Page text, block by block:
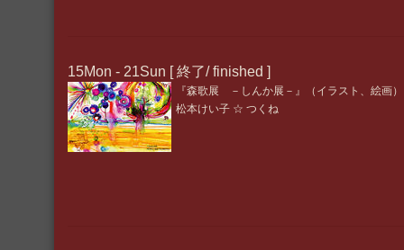
15Mon - 21Sun [ 終了/ finished ]
『森歌展 －しんか展－』（イラスト、絵画）
松本けい子 ☆ つくね